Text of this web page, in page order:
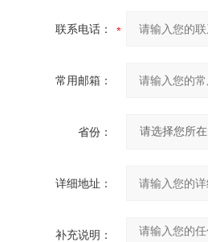
联系电话：
常用邮箱：
省份：
详细地址：
补充说明：